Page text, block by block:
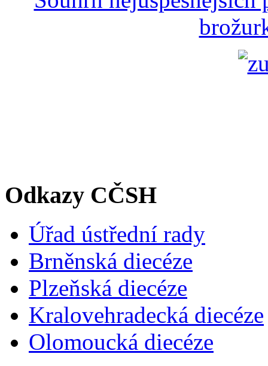
Odkazy CČSH
Úřad ústřední rady
Brněnská diecéze
Plzeňská diecéze
Kralovehradecká diecéze
Olomoucká diecéze